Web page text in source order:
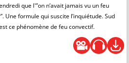
que l'”on n’avait jamais vu un feu
Une formule qui suscite l’inquiétude. Sud
ce phénomène de feu convectif.